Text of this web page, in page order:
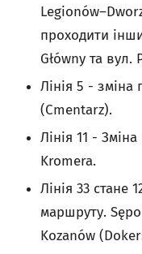
проходити
Główny та вул.
Лінія 5 - зміна
(Cmentarz).
Лінія 11 -
Kromera.
Лінія 33 стане
маршруту.
Kozanów